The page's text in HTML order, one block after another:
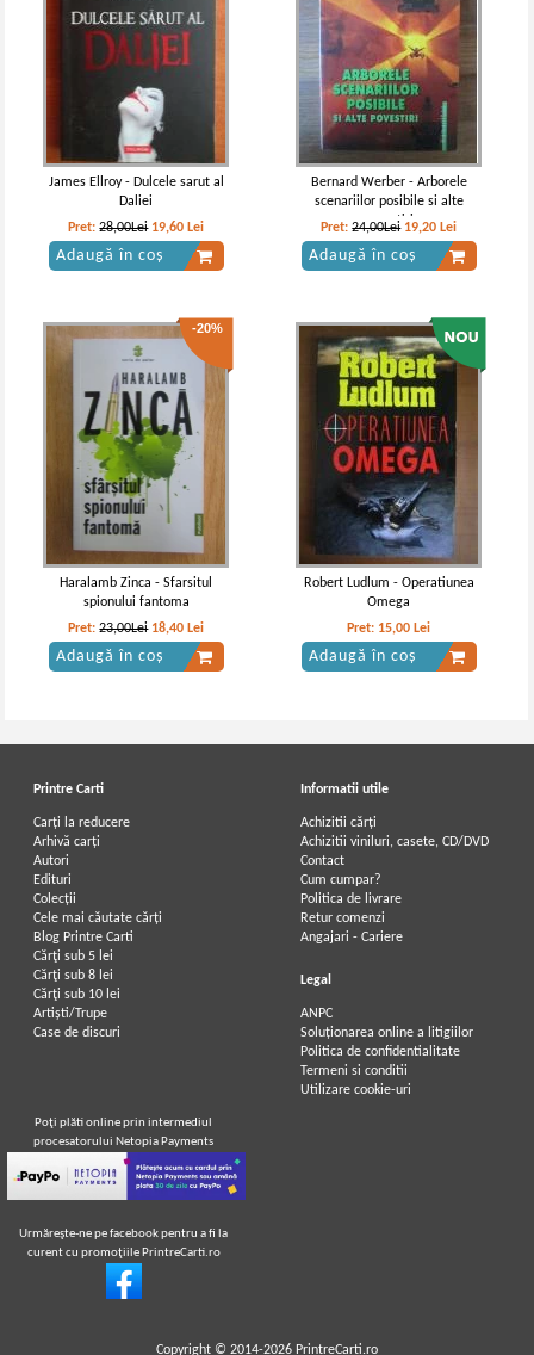
James Ellroy - Dulcele sarut al
Daliei
Pret:28,00Lei 19,60 Lei
Adaugă în coș
Bernard Werber - Arborele
scenariilor posibile si alte
povestiri
Pret:24,00Lei 19,20 Lei
Adaugă în coș
-20%
Haralamb Zinca - Sfarsitul
spionului fantoma
Pret:23,00Lei 18,40 Lei
Adaugă în coș
Robert Ludlum - Operatiunea
Omega
Pret: 15,00 Lei
Adaugă în coș
Printre Carti
Carți la reducere
Arhivă carți
Autori
Edituri
Colecții
Cele mai căutate cărți
Blog Printre Carti
Cărţi sub 5 lei
Cărţi sub 8 lei
Cărţi sub 10 lei
Artiști/Trupe
Case de discuri
Informatii utile
Achizitii cărți
Achizitii viniluri, casete, CD/DVD
Contact
Cum cumpar?
Politica de livrare
Retur comenzi
Angajari - Cariere
Legal
ANPC
Soluționarea online a litigiilor
Politica de confidentialitate
Termeni si conditii
Utilizare cookie-uri
Poţi plăti online prin intermediul
procesatorului Netopia Payments
Urmăreşte-ne pe facebook pentru a fi la
curent cu promoţiile PrintreCarti.ro
Copyright © 2014-2026 PrintreCarti.ro